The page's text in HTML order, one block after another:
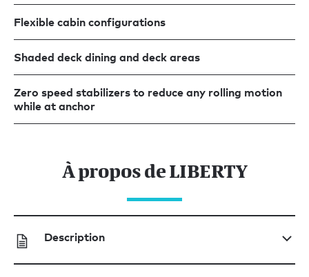
Flexible cabin configurations
Shaded deck dining and deck areas
Zero speed stabilizers to reduce any rolling motion
while at anchor
À propos de LIBERTY
Description